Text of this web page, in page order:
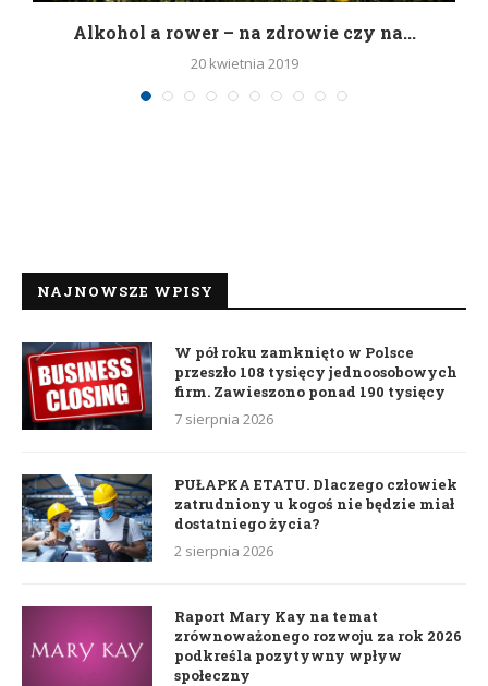
Alkohol a rower – na zdrowie czy na...
20 kwietnia 2019
NAJNOWSZE WPISY
W pół roku zamknięto w Polsce
przeszło 108 tysięcy jednoosobowych
firm. Zawieszono ponad 190 tysięcy
7 sierpnia 2026
PUŁAPKA ETATU. Dlaczego człowiek
zatrudniony u kogoś nie będzie miał
dostatniego życia?
2 sierpnia 2026
Raport Mary Kay na temat
zrównoważonego rozwoju za rok 2026
podkreśla pozytywny wpływ
społeczny